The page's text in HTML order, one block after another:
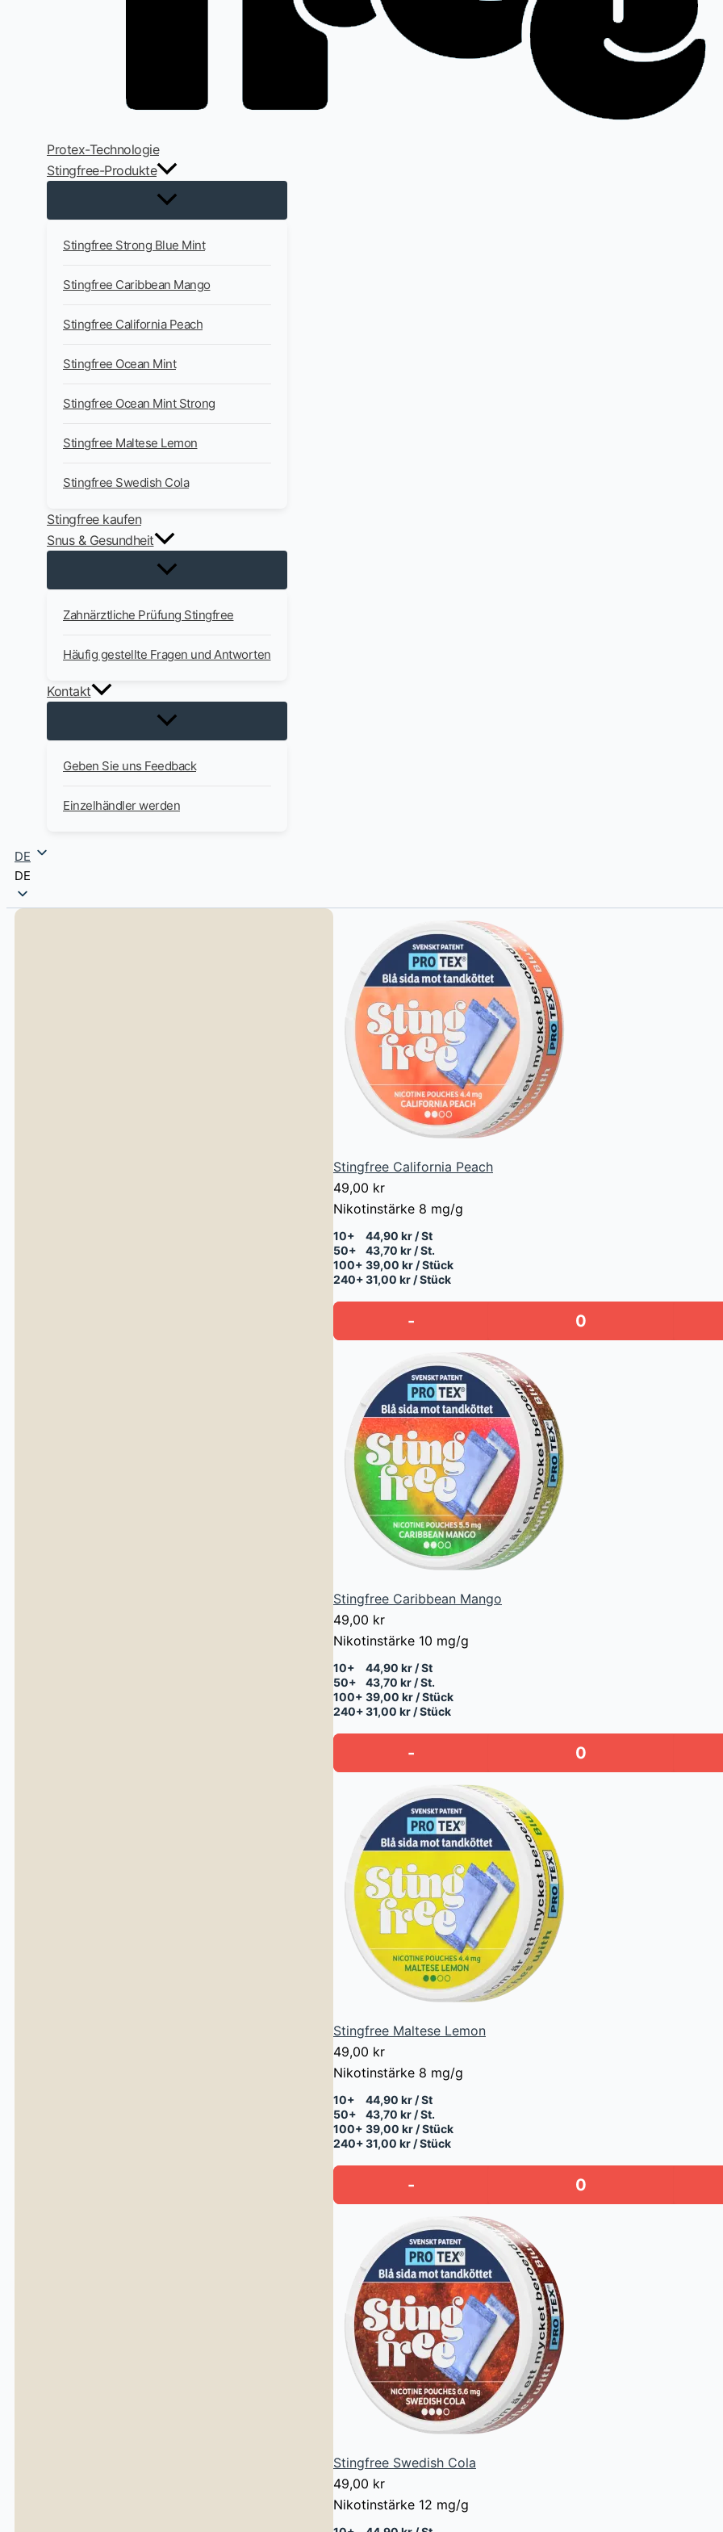
Protex-Technologie
Stingfree-Produkte
Stingfree Strong Blue Mint
Stingfree Caribbean Mango
Stingfree California Peach
Stingfree Ocean Mint
Stingfree Ocean Mint Strong
Stingfree Maltese Lemon
Stingfree Swedish Cola
Stingfree kaufen
Snus & Gesundheit
Zahnärztliche Prüfung Stingfree
Häufig gestellte Fragen und Antworten
Kontakt
Geben Sie uns Feedback
Einzelhändler werden
DE
DE
Stingfree California Peach
49,00 kr
Nikotinstärke 8 mg/g
10+
44,90 kr / St
50+
43,70 kr / St.
100+ 39,00 kr / Stück
240+31,00 kr / Stück
-
Stingfree Caribbean Mango
49,00 kr
Nikotinstärke 10 mg/g
10+
44,90 kr / St
50+
43,70 kr / St.
100+ 39,00 kr / Stück
240+31,00 kr / Stück
-
Stingfree Maltese Lemon
49,00 kr
Nikotinstärke 8 mg/g
10+
44,90 kr / St
50+
43,70 kr / St.
100+ 39,00 kr / Stück
240+31,00 kr / Stück
-
Stingfree Swedish Cola
49,00 kr
Nikotinstärke 12 mg/g